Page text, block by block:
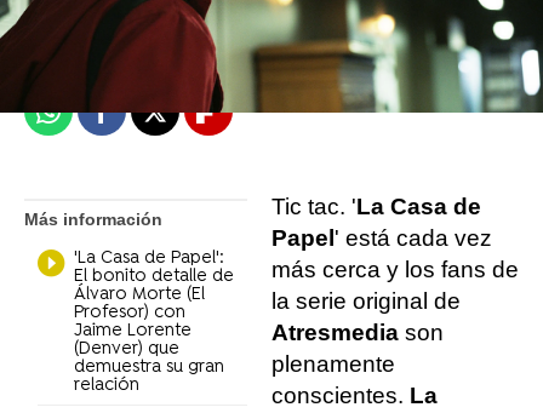
Madrid
Publicado: 27 de agosto de 2021, 14:34
WhatsappFacebook
X Flipboard
Más información
'La Casa de Papel':
El bonito detalle de
Álvaro Morte (El
Profesor) con
Jaime Lorente
(Denver) que
demuestra su gran
relación
Tic tac. 'La Casa de
Papel ' está cada vez
más cerca y los fans de
la serie original de
Atresmedia son
plenamente
conscientes. La